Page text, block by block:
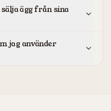
ägg från sina
jag använder